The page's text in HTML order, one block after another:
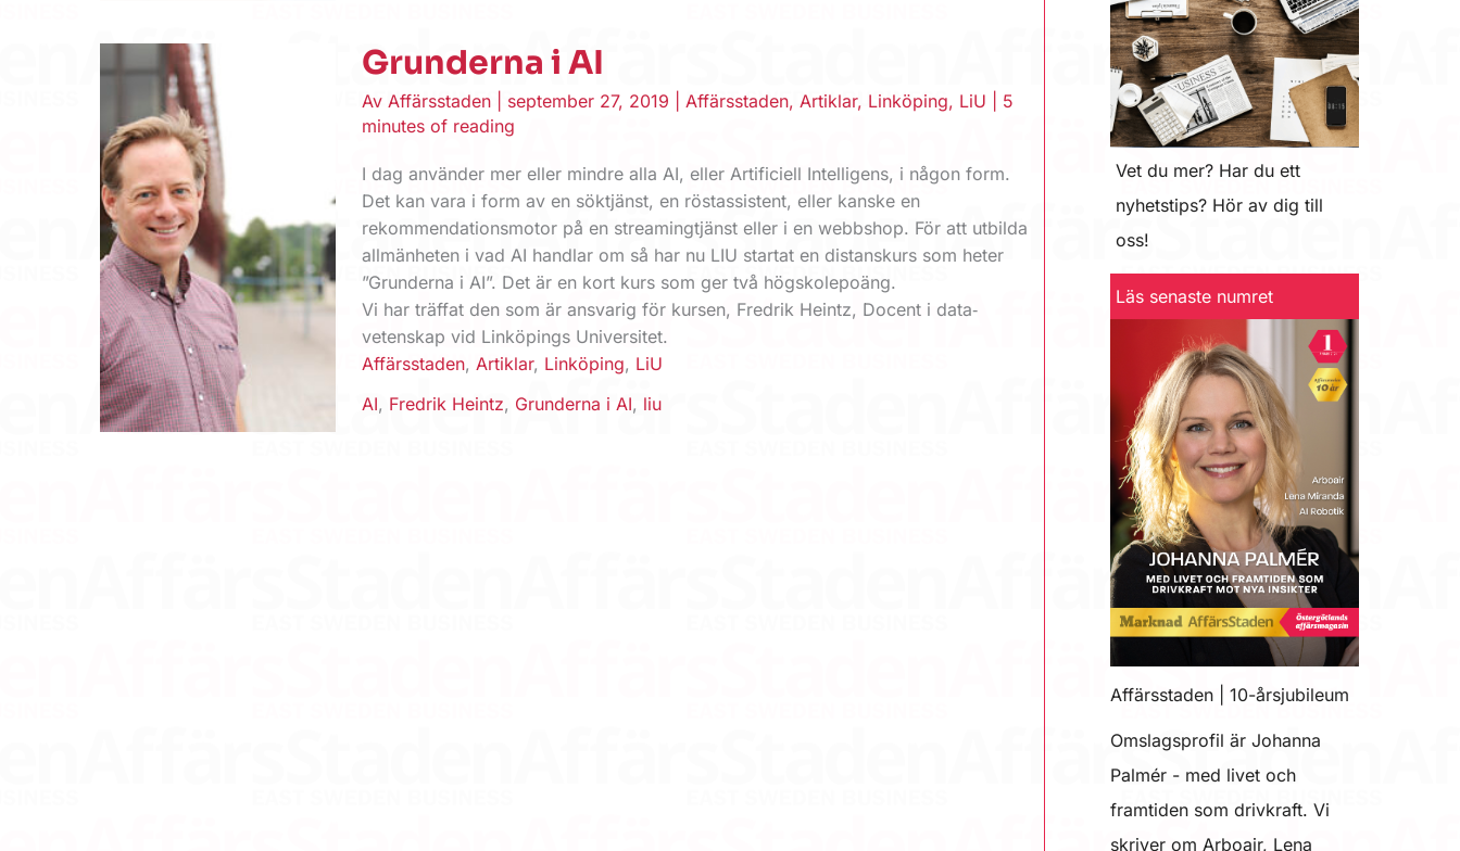
Grunderna i AI
AvAffärsstaden september 27, 2019 |Affärsstaden,Artiklar, Linköping, LiU
5
minutes of reading
I dag använder mer eller mindre alla AI, eller Artificiell Intelligens, i någon form.
Det kan vara i form av en söktjänst, en röstassistent, eller kanske en
rekommendationsmotor på en streamingtjänst eller i en webbshop. För att utbilda
allmänheten i vad AI handlar om så har nu LIU startat en distanskurs som heter
”Grunderna i AI”. Det är en kort kurs som ger två högskolepoäng.
Vi har träffat den som är ansvarig för kursen, Fredrik Heintz, Docent i data‑
vetenskap vid Linköpings Universitet.
Affärsstaden, Artiklar, Linköping, LiU
AI, Fredrik Heintz, Grunderna i AI, liu
Vet du mer? Har du ett
nyhetstips? Hör av dig till
oss!
Läs senaste numret
Affärsstaden | 10-årsjubileum
Omslagsprofil är Johanna
Palmér - med livet och
framtiden som drivkraft. Vi
skriver om Arboair, Lena